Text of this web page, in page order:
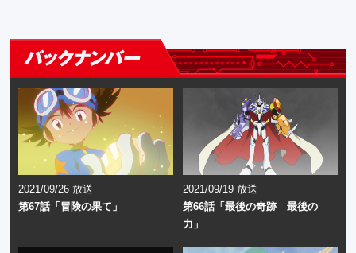
2021/09/26 放送
第67話「冒険の果て」
2021/09/19 放送
第66話「最後の奇跡 最後の
力」